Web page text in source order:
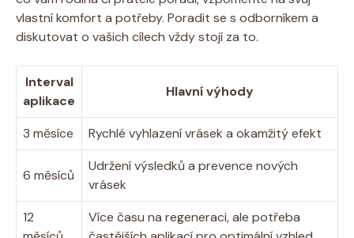
vlastní komfort a potřeby. ⁤Poradit se s odborníkem a
diskutovat o vašich cílech vždy stojí za to.
Interval
aplikace
Hlavní⁤ výhody
3 měsíce Rychlé ‍vyhlazení vrásek a okamžitý efekt
6 měsíců
Udržení ​výsledků‌ a prevence nových
vrásek
12
Více času na regeneraci, ⁣ale potřeba